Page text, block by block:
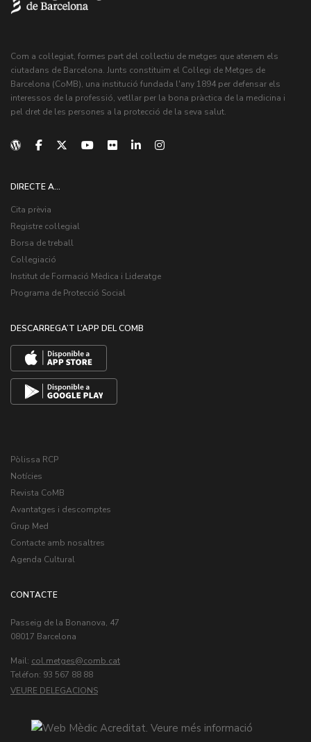
Com a col·legiat, formes part del col·lectiu de metges que atenem els
ciutadans de Barcelona. Junts constituïm el Col·legi de Metges de
Barcelona (CoMB), una institució fundada l'any 1894 per defensar els
interessos de la professió, vetllar per la bona pràctica de la medicina i
pel dret de les persones a la protecció de la seva salut.
DIRECTE A...
Cita prèvia
Registre col·legial
Borsa de treball
Col·legiació
Institut de Formació Mèdica i Lideratge
Programa de Protecció Social
DESCARREGA’T L’APP DEL COMB
Pòlissa RCP
Notícies
Revista CoMB
Avantatges i descomptes
Grup Med
Contacte amb nosaltres
Agenda Cultural
CONTACTE
Passeig de la Bonanova, 47
08017 Barcelona
Mail: col.metges
Teléfon: 93 567 88 88
VEURE DELEGACIONS